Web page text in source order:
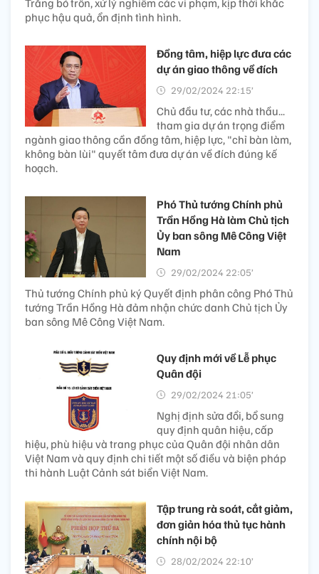
Trăng bỏ trốn, xử lý nghiêm các vi phạm, kịp thời khắc
phục hậu quả, ổn định tình hình.
Đồng tâm, hiệp lực đưa các
dự án giao thông về đích
29/02/2024 22:15’
Chủ đầu tư, các nhà thầu...
tham gia dự án trọng điểm
ngành giao thông cần đồng tâm, hiệp lực, "chỉ bàn làm,
không bàn lùi" quyết tâm đưa dự án về đích đúng kế
hoạch.
Phó Thủ tướng Chính phủ
Trần Hồng Hà làm Chủ tịch
Ủy ban sông Mê Công Việt
Nam
29/02/2024 22:05’
Thủ tướng Chính phủ ký Quyết định phân công Phó Thủ
tướng Trần Hồng Hà đảm nhận chức danh Chủ tịch Ủy
ban sông Mê Công Việt Nam.
Quy định mới về Lễ phục
Quân đội
29/02/2024 21:05’
Nghị định sửa đổi, bổ sung
quy định quân hiệu, cấp
hiệu, phù hiệu và trang phục của Quân đội nhân dân
Việt Nam và quy định chi tiết một số điều và biện pháp
thi hành Luật Cảnh sát biển Việt Nam.
Tập trung rà soát, cắt giảm,
đơn giản hóa thủ tục hành
chính nội bộ
28/02/2024 22:10’